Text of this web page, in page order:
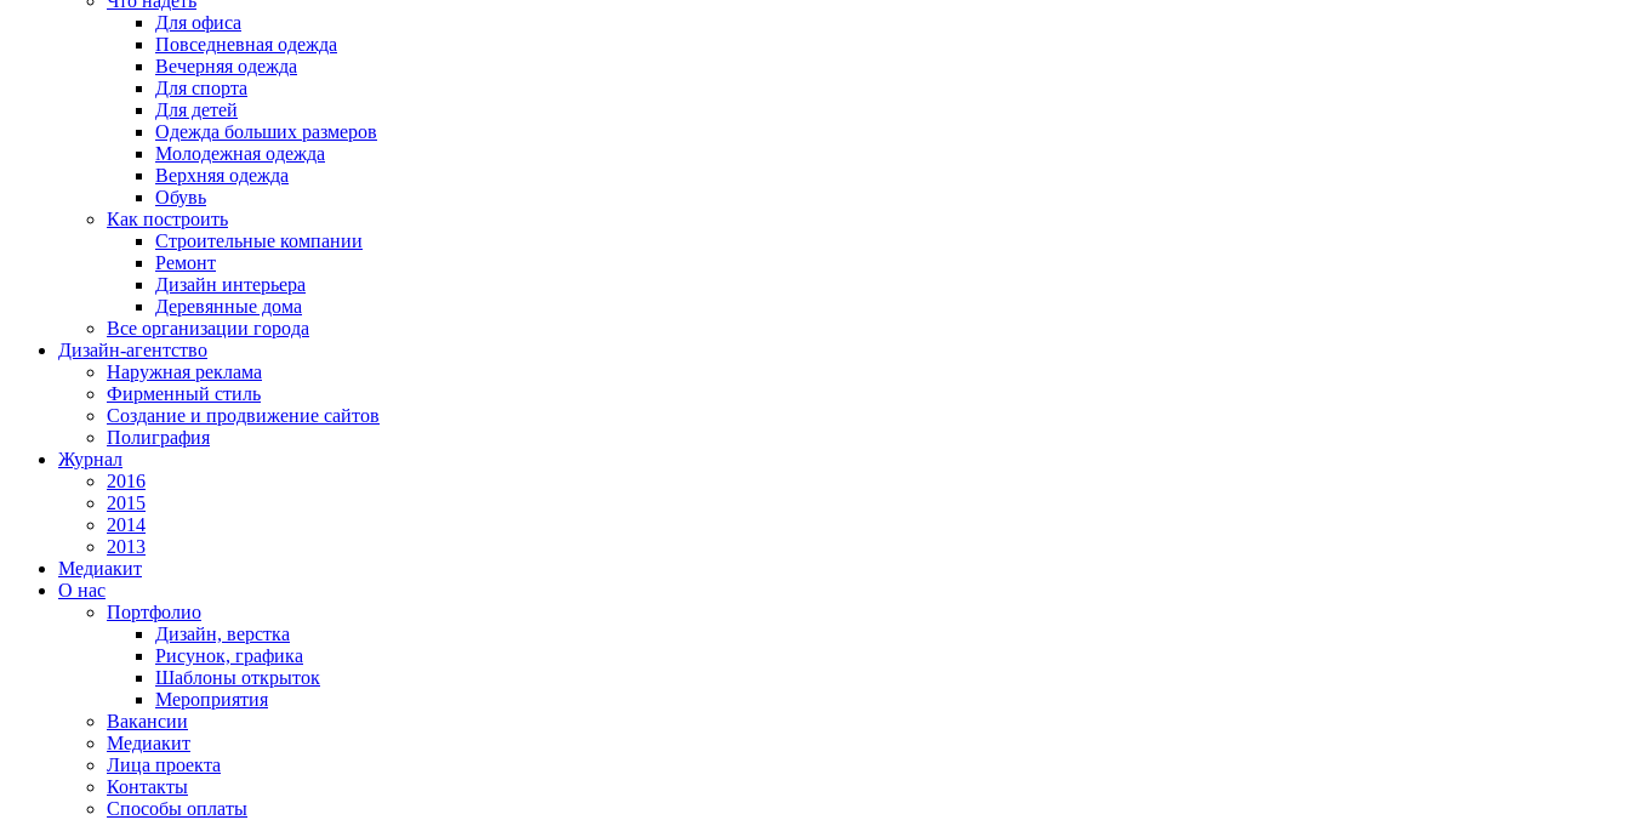
Для офиса
Повседневная одежда
Вечерняя одежда
Для спорта
Для детей
Одежда больших размеров
Молодежная одежда
Верхняя одежда
Обувь
Как построить
Строительные компании
Ремонт
Дизайн интерьера
Деревянные дома
Все организации города
Дизайн-агентство
Наружная реклама
Фирменный стиль
Создание и продвижение сайтов
Полиграфия
Журнал
2016
2015
2014
2013
Медиакит
О нас
Портфолио
Дизайн, верстка
Рисунок, графика
Шаблоны открыток
Мероприятия
Вакансии
Медиакит
Лица проекта
Контакты
Способы оплаты